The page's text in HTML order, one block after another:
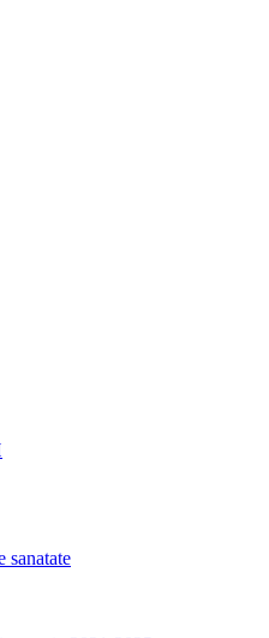
sanatate